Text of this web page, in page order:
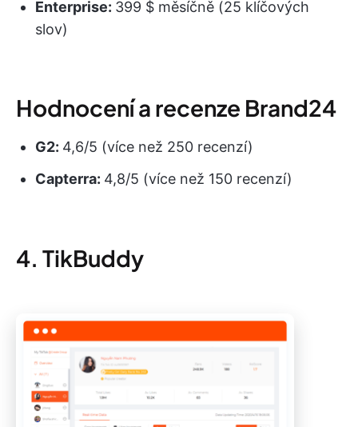
Enterprise: 399 $ měsíčně (25 klíčových
slov)
Hodnocení a recenze Brand24
G2: 4,6/5 (více než 250 recenzí)
Capterra: 4,8/5 (více než 150 recenzí)
4. TikBuddy